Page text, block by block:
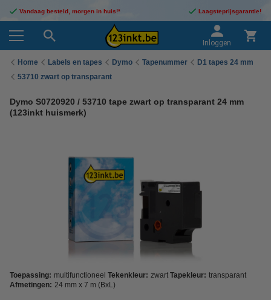
Vandaag besteld, morgen in huis!* Laagsteprijsgarantie!
Inloggen
Home Labels en tapes Dymo Tapenummer
D1 tapes 24 mm
53710 zwart op transparant
Dymo S0720920 / 53710 tape zwart op transparant 24 mm
(123inkt huismerk)
Toepassing: multifunctioneel Tekenkleur: zwart Tapekleur: transparant
Afmetingen: 24 mm x 7 m (BxL)